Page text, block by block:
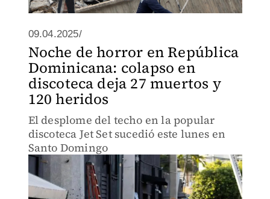
09.04.2025/
Noche de horror en República
Dominicana: colapso en
discoteca deja 27 muertos y
120 heridos
El desplome del techo en la popular
discoteca Jet Set sucedió este lunes en
Santo Domingo